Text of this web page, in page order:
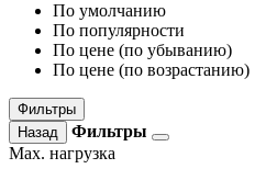
По умолчанию
По популярности
По цене (по убыванию)
По цене (по возрастанию)
Фильтры
Назад
Фильтры
Max. нагрузка